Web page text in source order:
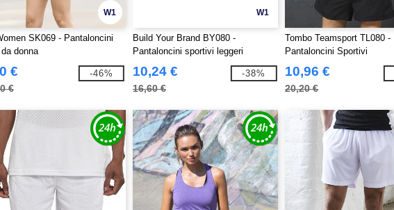
W1
SK069 - Pantaloncini
donna
€
€
-46%
W1
Build Your Brand BY080 -
Pantaloncini sportivi leggeri
10,24 €
16,60 €
-38%
Tombo Teamsport TL080 -
Pantaloncini Sportivi
10,96 €
20,20 €